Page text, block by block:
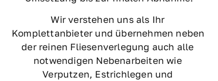
Wir verstehen uns als Ihr
Komplettanbieter und übernehmen neben
der reinen Fliesenverlegung auch alle
notwendigen Nebenarbeiten wie
Verputzen, Estrichlegen und